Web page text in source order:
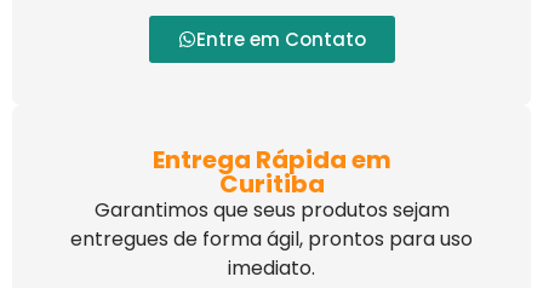
Entre em Contato
Entrega Rápida em
Curitiba
Garantimos que seus produtos sejam
entregues de forma ágil, prontos para uso
imediato.